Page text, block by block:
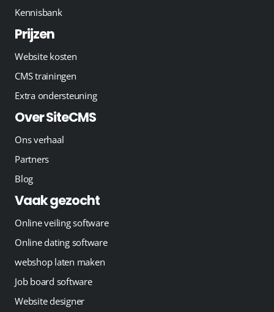
Kennisbank
Prijzen
Website kosten
CMS trainingen
Extra ondersteuning
Over SiteCMS
Ons verhaal
Partners
Blog
Vaak gezocht
Online veiling software
Online dating software
webshop laten maken
Job board software
Website designer